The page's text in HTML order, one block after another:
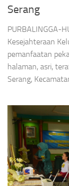
Serang
PURBALINGGA-
Kesejahteraan
pemanfaatan
halaman, asri,
Serang,